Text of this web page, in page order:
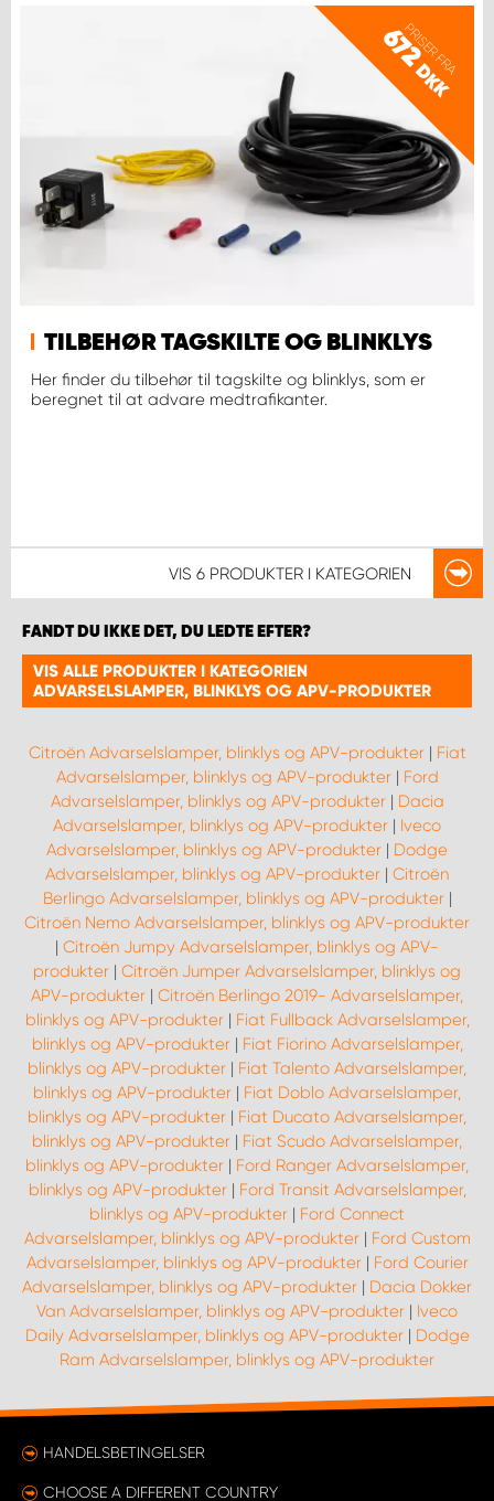
PRISER FRA
672
DKK
TILBEHØR TAGSKILTE OG BLINKLYS
Her finder du tilbehør til tagskilte og blinklys, som er
beregnet til at advare medtrafikanter.
VIS 6 PRODUKTER I KATEGORIEN
FANDT DU IKKE DET, DU LEDTE EFTER?
VIS ALLE PRODUKTER I KATEGORIEN
ADVARSELSLAMPER, BLINKLYS OG APV-PRODUKTER
Citroën Advarselslamper, blinklys og APV-produkter| Fiat
Advarselslamper, blinklys og APV-produkter| Ford
Advarselslamper, blinklys og APV-produkter| Dacia
Advarselslamper, blinklys og APV-produkter | Iveco
Advarselslamper, blinklys og APV-produkter | Dodge
Advarselslamper, blinklys og APV-produkter | Citroën
Berlingo Advarselslamper, blinklys og APV-produkter|
Citroën Nemo Advarselslamper, blinklys og APV-produkter
| Citroën Jumpy Advarselslamper, blinklys og APV-
produkter | Citroën Jumper Advarselslamper, blinklys og
APV-produkter | Citroën Berlingo 2019- Advarselslamper,
blinklys og APV-produkter| Fiat Fullback Advarselslamper,
blinklys og APV-produkter| Fiat Fiorino Advarselslamper,
blinklys og APV-produkter | Fiat Talento Advarselslamper,
blinklys og APV-produkter | Fiat Doblo Advarselslamper,
blinklys og APV-produkter | Fiat Ducato Advarselslamper,
blinklys og APV-produkter | Fiat Scudo Advarselslamper,
blinklys og APV-produkter | Ford Ranger Advarselslamper,
blinklys og APV-produkter| Ford Transit Advarselslamper,
blinklys og APV-produkter | Ford Connect
Advarselslamper, blinklys og APV-produkter| Ford Custom
Advarselslamper, blinklys og APV-produkter| Ford Courier
Advarselslamper, blinklys og APV-produkter | Dacia Dokker
Van Advarselslamper, blinklys og APV-produkter | Iveco
Daily Advarselslamper, blinklys og APV-produkter| Dodge
Ram Advarselslamper, blinklys og APV-produkter
HANDELSBETINGELSER
CHOOSE A DIFFERENT COUNTRY